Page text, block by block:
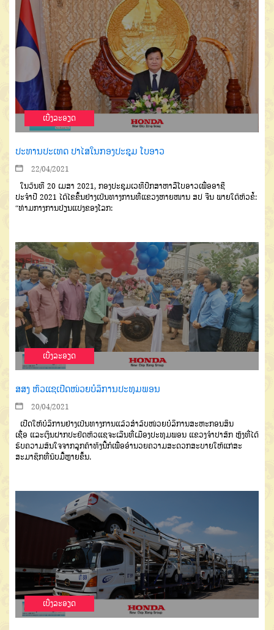
ເບີ່ງລະອຽດ
ປະທານປະເທດ ປາໄສໃນກອງປະຊຸມ ໂບອາວ
22/04/2021
ໃນວັນທີ 20 ເມສາ 2021, ກອງປະຊຸມເວທີປຶກສາຫາລືໂບອາວເພື່ອອາຊີ
ປະຈຳປີ 2021 ໄດ້ໄຂຂຶ້ນຢ່າງເປັນທາງການທີ່ແຂວງຫາຍໜານ ສປ ຈີນ ພາຍໃຕ້ຫົວຂໍ້:
“ທ່າມກາງການປ່ຽນແປງຂອງໂລກ:
ເບີ່ງລະອຽດ
ສສງ ຫົວແຊເປີດໜ່ວຍບໍລິການປະທຸມພອນ
20/04/2021
ເປີດໃຫ້ບໍລິການຢ່າງເປັນທາງການແລ້ວສຳລັບໜ່ວຍບໍລິການສະຫະກອນສິນ
ເຊື່ອ ແລະເງິນຝາກປະຢັດຫົວແຊຈະເລີນທີ່ເມືອງປະທຸມພອນ ແຂວງຈຳປາສັກ ຫຼັງທີ່ໄດ້
ຮັບຄວາມສົນໃຈຈາກລູກຄ້າທັງນີ້ກໍເພື່ອອຳນວຍຄວາມສະດວກສະບາຍໃຫ້ແກ່ສະ
ສະມາຊິກທີ່ນັບມື້ຫຼາຍຂຶ້ນ.
ເບີ່ງລະອຽດ